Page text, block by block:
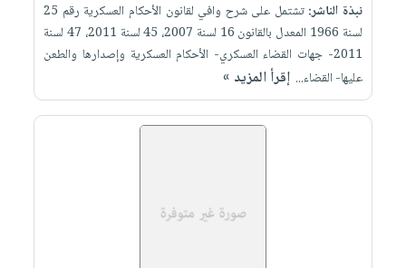
نبذة الناشر:
تشتمل على شرح وافي لقانون الأحكام العسكرية رقم 25
لسنة 1966 المعدل بالقانون 16 لسنة 2007، 45 لسنة 2011، 47 لسنة
2011- جهات القضاء العسكري- الأحكام العسكرية وإصدارها والطعن
عليها- القضاء... إقرأ المزيد »